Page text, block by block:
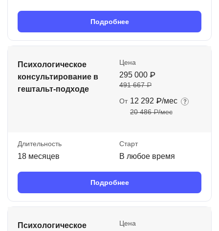
Подробнее
Психологическое
консультирование в
гештальт-подходе
Цена
295 000 ₽
491 667 ₽
От 12 292 ₽/мес
20 486 ₽/мес
Длительность
18 месяцев
Старт
В любое время
Подробнее
Психологическое
Цена